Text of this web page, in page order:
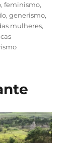
,feminismo,
,generismo,
mulheres,